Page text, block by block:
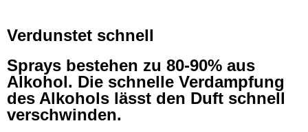
Verdunstet schnell
Sprays bestehen zu 80-90% aus
Alkohol. Die schnelle Verdampfung
des Alkohols lässt den Duft schnell
verschwinden.